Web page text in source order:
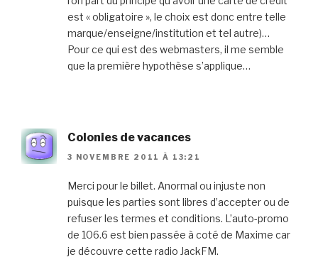
est « obligatoire », le choix est donc entre telle
marque/enseigne/institution et tel autre)…
Pour ce qui est des webmasters, il me semble
que la première hypothèse s’applique…
Colonies de vacances
3 NOVEMBRE 2011 À 13:21
Merci pour le billet. Anormal ou injuste non
puisque les parties sont libres d’accepter ou de
refuser les termes et conditions. L’auto-promo
de 106.6 est bien passée à coté de Maxime car
je découvre cette radio JackFM.